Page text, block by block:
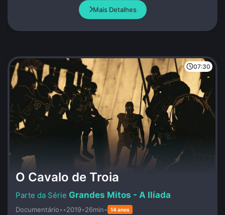
Mais Detalhes
07:30
O Cavalo de Troia
Grandes Mitos - A Ilíada
Documentário••2019•26min• 14 anos